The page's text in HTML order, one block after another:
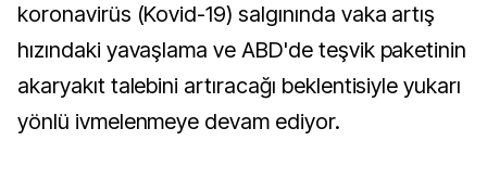
koronavirüs (Kovid-19) salgınında vaka artış
hızındaki yavaşlama ve ABD'de teşvik paketinin
akaryakıt talebini artıracağı beklentisiyle yukarı
yönlü ivmelenmeye devam ediyor.